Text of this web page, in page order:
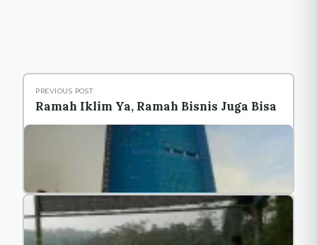
PREVIOUS POST
Ramah Iklim Ya, Ramah Bisnis Juga Bisa